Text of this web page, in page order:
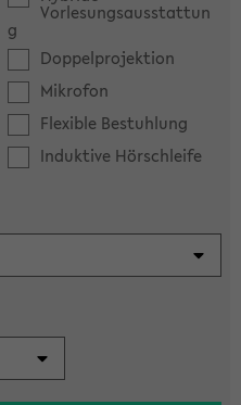
Vorlesungsausstattun
g
Doppelprojektion
Mikrofon
Flexible Bestuhlung
Induktive Hörschleife